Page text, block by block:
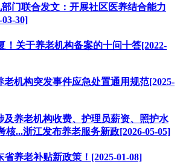
门联合发文：开展社区医养结合能力
30]
！关于养老机构备案的十问十答[2022-
老机构突发事件应急处置通用规范[2025-
及养老机构收费、护理员薪资、照护水
核...浙江发布养老服务新政[2026-05-05]
省养老补贴新政策！[2025-01-08]